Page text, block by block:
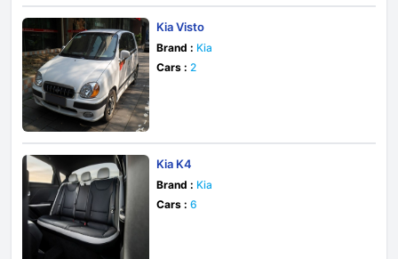
Kia Visto
Brand : Kia
Cars : 2
Kia K4
Brand : Kia
Cars : 6